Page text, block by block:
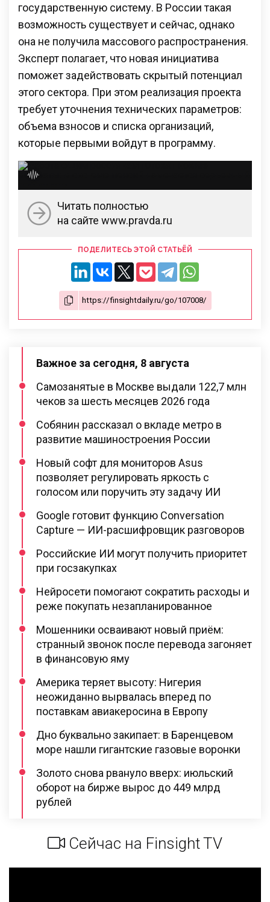
государственную систему. В России такая
возможность существует и сейчас, однако
она не получила массового распространения.
Эксперт полагает, что новая инициатива
поможет задействовать скрытый потенциал
этого сектора. При этом реализация проекта
требует уточнения технических параметров:
объема взносов и списка организаций,
которые первыми войдут в программу.
Читать полностью
на сайте www.pravda.ru
ПОДЕЛИТЕСЬ ЭТОЙ СТАТЬЁЙ
Важное за сегодня, 8 августа
Самозанятые в Москве выдали 122,7 млн
чеков за шесть месяцев 2026 года
Собянин рассказал о вкладе метро в
развитие машиностроения России
Новый софт для мониторов Asus
позволяет регулировать яркость с
голосом или поручить эту задачу ИИ
Google готовит функцию Conversation
Capture — ИИ-расшифровщик разговоров
Российские ИИ могут получить приоритет
при госзакупках
Нейросети помогают сократить расходы и
реже покупать незапланированное
Мошенники осваивают новый приём:
странный звонок после перевода загоняет
в финансовую яму
Америка теряет высоту: Нигерия
неожиданно вырвалась вперед по
поставкам авиакеросина в Европу
Дно буквально закипает: в Баренцевом
море нашли гигантские газовые воронки
Золото снова рвануло вверх: июльский
оборот на бирже вырос до 449 млрд
рублей
Сейчас на Finsight TV